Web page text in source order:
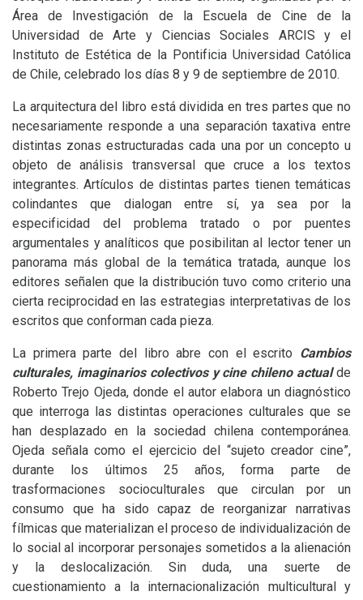
Área de Investigación de la Escuela de Cine de la
Universidad de Arte y Ciencias Sociales ARCIS y el
Instituto de Estética de la Pontificia Universidad Católica
de Chile, celebrado los días 8 y 9 de septiembre de 2010.
La arquitectura del libro está dividida en tres partes que no
necesariamente responde a una separación taxativa entre
distintas zonas estructuradas cada una por un concepto u
objeto de análisis transversal que cruce a los textos
integrantes. Artículos de distintas partes tienen temáticas
colindantes que dialogan entre sí, ya sea por la
especificidad del problema tratado o por puentes
argumentales y analíticos que posibilitan al lector tener un
panorama más global de la temática tratada, aunque los
editores señalen que la distribución tuvo como criterio una
cierta reciprocidad en las estrategias interpretativas de los
escritos que conforman cada pieza.
La primera parte del libro abre con el escrito Cambios
culturales, imaginarios colectivos y cine chileno actualde
Roberto Trejo Ojeda, donde el autor elabora un diagnóstico
que interroga las distintas operaciones culturales que se
han desplazado en la sociedad chilena contemporánea.
Ojeda señala como el ejercicio del “sujeto creador cine”,
durante los últimos 25 años, forma parte de
trasformaciones socioculturales que circulan por un
consumo que ha sido capaz de reorganizar narrativas
fílmicas que materializan el proceso de individualización de
lo social al incorporar personajes sometidos a la alienación
y la deslocalización. Sin duda, una suerte de
cuestionamiento a la internacionalización multicultural y